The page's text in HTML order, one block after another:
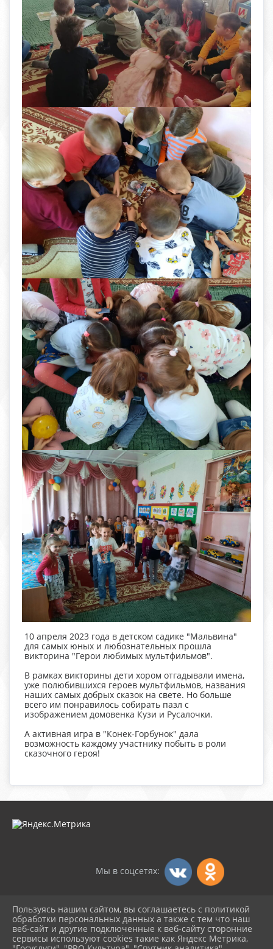
10 апреля 2023 года в детском садике "Мальвина"
для самых юных и любознательных прошла
викторина "Герои любимых мультфильмов".
В рамках викторины дети хором отгадывали имена,
уже полюбившихся героев мультфильмов, названия
наших самых добрых сказок на свете. Но больше
всего им понравилось собирать пазл с
изображением домовенка Кузи и Русалочки.
А активная игра в "Конек-Горбунок" дала
возможность каждому участнику побыть в роли
сказочного героя!
Мы в соцсетях:
2026 г. dksambek.ru
Вход
Карта сайта
Пользуясь нашим сайтом, вы соглашаетесь с политикой
обработки персональных данных а также с тем что наш
веб-сайт и другие подключенные к веб-сайту сторонние
сервисы используют cookies такие как Яндекс Метрика,